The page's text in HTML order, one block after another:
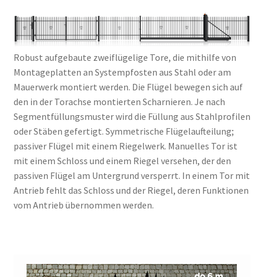
Robust aufgebaute zweiflügelige Tore, die mithilfe von
Montageplatten an Systempfosten aus Stahl oder am
Mauerwerk montiert werden. Die Flügel bewegen sich auf
den in der Torachse montierten Scharnieren. Je nach
Segmentfüllungsmuster wird die Füllung aus Stahlprofilen
oder Stäben gefertigt. Symmetrische Flügelaufteilung;
passiver Flügel mit einem Riegelwerk. Manuelles Tor ist
mit einem Schloss und einem Riegel versehen, der den
passiven Flügel am Untergrund versperrt. In einem Tor mit
Antrieb fehlt das Schloss und der Riegel, deren Funktionen
vom Antrieb übernommen werden.